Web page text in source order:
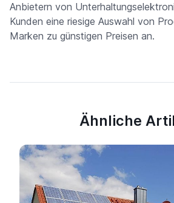
Anbietern von
Kunden eine riesige Auswahl von
Marken zu günstigen Preisen an.
Ähnliche